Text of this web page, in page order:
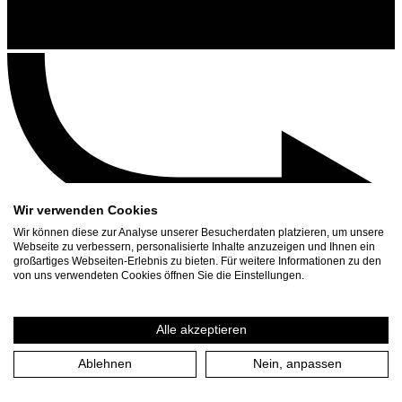
Kontakt
Presse Download
Wir verwenden Cookies
Wir können diese zur Analyse unserer Besucherdaten platzieren, um unsere
Webseite zu verbessern, personalisierte Inhalte anzuzeigen und Ihnen ein
großartiges Webseiten-Erlebnis zu bieten. Für weitere Informationen zu den
von uns verwendeten Cookies öffnen Sie die Einstellungen.
Alle akzeptieren
Ablehnen Nein, anpassen